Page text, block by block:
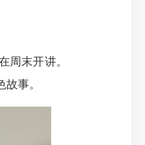
周末开讲。
事。